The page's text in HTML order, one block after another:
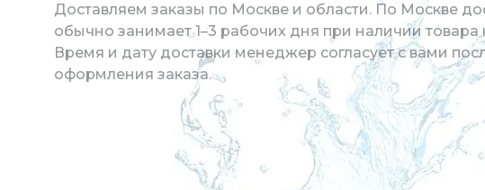
Доставляем заказы по Москве и области. По Москве
обычно занимает 1–3 рабочих дня при наличии товара
Время и дату доставки менеджер согласует с вами
оформления заказа.